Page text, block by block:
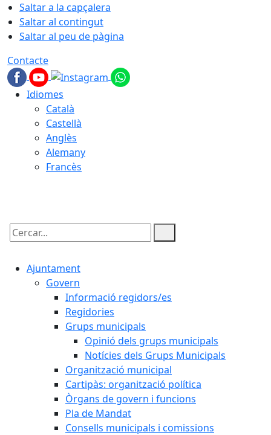
Saltar a la capçalera
Saltar al contingut
Saltar al peu de pàgina
Contacte
Idiomes
Català
Castellà
Anglès
Alemany
Francès
Cercar:
Ajuntament
Govern
Informació regidors/es
Regidories
Grups municipals
Opinió dels grups municipals
Notícies dels Grups Municipals
Organització municipal
Cartipàs: organització política
Òrgans de govern i funcions
Pla de Mandat
Consells municipals i comissions